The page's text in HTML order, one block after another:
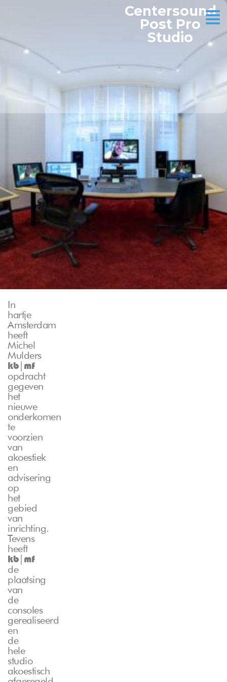
Centersound
Post Pro
Studio
In
hartje
Amsterdam
heeft
Michel
Mulders
kb| mf
opdracht
gegeven
het
nieuwe
onderkomen
te
voorzien
van
akoestiek
en
advisering
op
het
gebied
van
inrichting.
Tevens
heeft
kb| mf
de
plaatsing
van
de
consoles
gerealiseerd
en
de
hele
studio
akoestisch